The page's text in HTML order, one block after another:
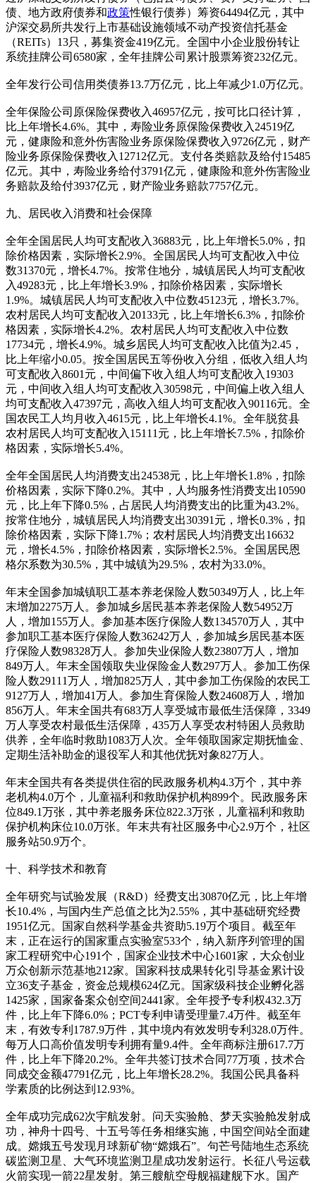
债、地方政府债券和政策性银行债券）筹资64494亿元，其中
沪深交易所共发行上市基础设施领域不动产投资信托基金
（REITs）13只，募集资金419亿元。全国中小企业股份转让
系统挂牌公司6580家，全年挂牌公司累计股票筹资232亿元。
全年发行公司信用类债券13.7万亿元，比上年减少1.0万亿元。
全年保险公司原保险保费收入46957亿元，按可比口径计算，
比上年增长4.6%。其中，寿险业务原保险保费收入24519亿
元，健康险和意外伤害险业务原保险保费收入9726亿元，财产
险业务原保险保费收入12712亿元。支付各类赔款及给付15485
亿元。其中，寿险业务给付3791亿元，健康险和意外伤害险业
务赔款及给付3937亿元，财产险业务赔款7757亿元。
九、居民收入消费和社会保障
全年全国居民人均可支配收入36883元，比上年增长5.0%，扣
除价格因素，实际增长2.9%。全国居民人均可支配收入中位
数31370元，增长4.7%。按常住地分，城镇居民人均可支配收
入49283元，比上年增长3.9%，扣除价格因素，实际增长
1.9%。城镇居民人均可支配收入中位数45123元，增长3.7%。
农村居民人均可支配收入20133元，比上年增长6.3%，扣除价
格因素，实际增长4.2%。农村居民人均可支配收入中位数
17734元，增长4.9%。城乡居民人均可支配收入比值为2.45，
比上年缩小0.05。按全国居民五等份收入分组，低收入组人均
可支配收入8601元，中间偏下收入组人均可支配收入19303
元，中间收入组人均可支配收入30598元，中间偏上收入组人
均可支配收入47397元，高收入组人均可支配收入90116元。全
国农民工人均月收入4615元，比上年增长4.1%。全年脱贫县
农村居民人均可支配收入15111元，比上年增长7.5%，扣除价
格因素，实际增长5.4%。
全年全国居民人均消费支出24538元，比上年增长1.8%，扣除
价格因素，实际下降0.2%。其中，人均服务性消费支出10590
元，比上年下降0.5%，占居民人均消费支出的比重为43.2%。
按常住地分，城镇居民人均消费支出30391元，增长0.3%，扣
除价格因素，实际下降1.7%；农村居民人均消费支出16632
元，增长4.5%，扣除价格因素，实际增长2.5%。全国居民恩
格尔系数为30.5%，其中城镇为29.5%，农村为33.0%。
年末全国参加城镇职工基本养老保险人数50349万人，比上年
末增加2275万人。参加城乡居民基本养老保险人数54952万
人，增加155万人。参加基本医疗保险人数134570万人，其中
参加职工基本医疗保险人数36242万人，参加城乡居民基本医
疗保险人数98328万人。参加失业保险人数23807万人，增加
849万人。年末全国领取失业保险金人数297万人。参加工伤保
险人数29111万人，增加825万人，其中参加工伤保险的农民工
9127万人，增加41万人。参加生育保险人数24608万人，增加
856万人。年末全国共有683万人享受城市最低生活保障，3349
万人享受农村最低生活保障，435万人享受农村特困人员救助
供养，全年临时救助1083万人次。全年领取国家定期抚恤金、
定期生活补助金的退役军人和其他优抚对象827万人。
年末全国共有各类提供住宿的民政服务机构4.3万个，其中养
老机构4.0万个，儿童福利和救助保护机构899个。民政服务床
位849.1万张，其中养老服务床位822.3万张，儿童福利和救助
保护机构床位10.0万张。年末共有社区服务中心2.9万个，社区
服务站50.9万个。
十、科学技术和教育
全年研究与试验发展（R&D）经费支出30870亿元，比上年增
长10.4%，与国内生产总值之比为2.55%，其中基础研究经费
1951亿元。国家自然科学基金共资助5.19万个项目。截至年
末，正在运行的国家重点实验室533个，纳入新序列管理的国
家工程研究中心191个，国家企业技术中心1601家，大众创业
万众创新示范基地212家。国家科技成果转化引导基金累计设
立36支子基金，资金总规模624亿元。国家级科技企业孵化器
1425家，国家备案众创空间2441家。全年授予专利权432.3万
件，比上年下降6.0%；PCT专利申请受理量7.4万件。截至年
末，有效专利1787.9万件，其中境内有效发明专利328.0万件。
每万人口高价值发明专利拥有量9.4件。全年商标注册617.7万
件，比上年下降20.2%。全年共签订技术合同77万项，技术合
同成交金额47791亿元，比上年增长28.2%。我国公民具备科
学素质的比例达到12.93%。
全年成功完成62次宇航发射。问天实验舱、梦天实验舱发射成
功，神舟十四号、十五号等任务相继实施，中国空间站全面建
成。嫦娥五号发现月球新矿物“嫦娥石”。句芒号陆地生态系统
碳监测卫星、大气环境监测卫星成功发射运行。长征八号运载
火箭实现一箭22星发射。第三艘航空母舰福建舰下水。国产